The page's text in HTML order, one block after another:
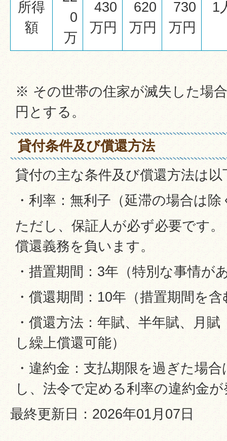
所得
額
0
万
430
万円
620
万円
730
万円
1
※ その世帯の住家が滅失した場
円とする。
貸付条件及び償還方法
貸付の主な条件及び償還方法は
・利率：無利子（延滞の場合は除
ただし、保証人が必ず必要です
償還義務を負います。
・措置期間：3年（特別な事情が
・償還期間：10年（措置期間を含
・償還方法：年賦、半年賦、月
し繰上償還可能）
・違約金：支払期限を過ぎた場
し、法令で定める利率の違約金
最終更新日：2026年01月07日